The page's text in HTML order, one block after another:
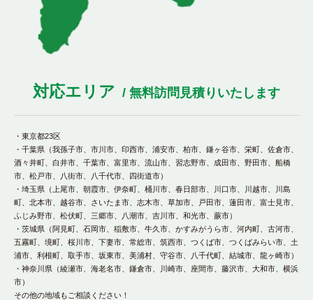
対応エリア / 無料訪問見積りいたします
・東京都23区
・千葉県（我孫子市、市川市、印西市、浦安市、柏市、鎌ヶ谷市、栄町、佐倉市、
酒々井町、白井市、千葉市、富里市、流山市、習志野市、成田市、野田市、船橋
市、松戸市、八街市、八千代市、四街道市）
・埼玉県（上尾市、朝霞市、伊奈町、桶川市、春日部市、川口市、川越市、川島
町、北本市、越谷市、さいたま市、志木市、草加市、戸田市、蓮田市、富士見市、
ふじみ野市、松伏町、三郷市、八潮市、吉川市、和光市、蕨市）
・茨城県（阿見町、石岡市、稲敷市、牛久市、かすみがうら市、河内町、古河市、
五霧町、境町、桜川市、下妻市、常総市、筑西市、つくば市、つくばみらい市、土
浦市、利根町、取手市、坂東市、美浦村、守谷市、八千代町、結城市、龍ヶ崎市）
・神奈川県（綾瀬市、海老名市、鎌倉市、川崎市、座間市、藤沢市、大和市、横浜
市）
その他の地域もご相談ください！